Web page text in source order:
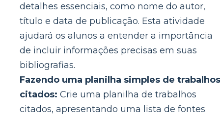
detalhes essenciais, como nome do autor,
título e data de publicação. Esta atividade
ajudará os alunos a entender a importância
de incluir informações precisas em suas
bibliografias.
Fazendo uma planilha simples de trabalhos
citados: Crie uma planilha de trabalhos
citados, apresentando uma lista de fontes